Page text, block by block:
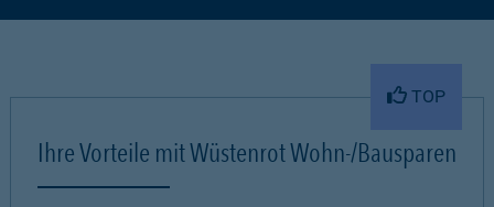
TOP
Ihre Vorteile mit Wüstenrot Wohn-/Bausparen